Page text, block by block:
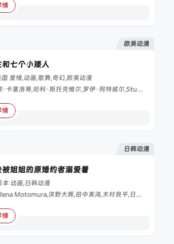
情
欧美动漫
和七个小矮人
国 爱情,动画,歌舞,奇幻,欧美动漫
阿德里亚娜·卡塞洛蒂,哈利·斯托克维尔,罗伊·阿特威尔,Stuart,Buchanan,艾迪·柯林斯,Vance,Colvig,Jr.,Marion,Darlington,比利·吉尔伯特,Otis,Harlan,Lucille,La,Verne,James,MacDonald,Scotty,Mattraw,克拉伦斯·纳什,莫洛尼·奥尔森,Purv,Pullen
情
日韩动漫
姐姐的原婚约者溺爱着
本 动画,日韩动漫
本村玲奈 Rena Motomura,滨野大辉,田中美海,木村良平,日笠阳子,大原沙耶香,柿原彻也,小林龙之,相坂优歌
情